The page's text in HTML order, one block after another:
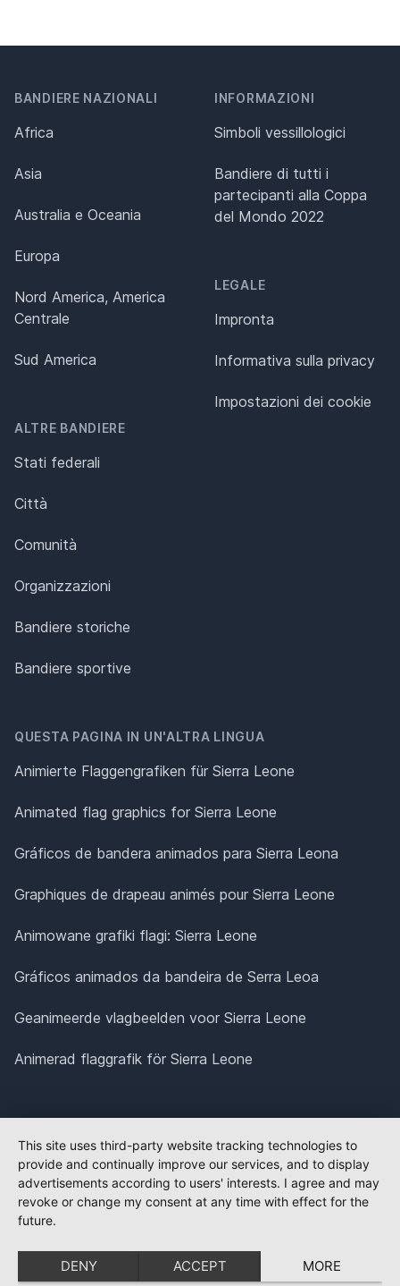
BANDIERE NAZIONALI
Africa
Asia
Australia e Oceania
Europa
Nord America, America
Centrale
Sud America
ALTRE BANDIERE
Stati federali
Città
Comunità
Organizzazioni
Bandiere storiche
Bandiere sportive
INFORMAZIONI
Simboli vessillologici
Bandiere di tutti i
partecipanti alla Coppa
del Mondo 2022
LEGALE
Impronta
Informativa sulla privacy
Impostazioni dei cookie
QUESTA PAGINA IN UN'ALTRA LINGUA
Animierte Flaggengrafiken für Sierra Leone
Animated flag graphics for Sierra Leone
Gráficos de bandera animados para Sierra Leona
Graphiques de drapeau animés pour Sierra Leone
Animowane grafiki flagi: Sierra Leone
Gráficos animados da bandeira de Serra Leoa
Geanimeerde vlagbeelden voor Sierra Leone
Animerad flaggrafik för Sierra Leone
This site uses third-party website tracking technologies to
provide and continually improve our services, and to display
advertisements according to users' interests. I agree and may
revoke or change my consent at any time with effect for the
future.
DENY ACCEPT MORE